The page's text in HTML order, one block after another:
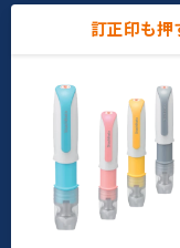
訂正印も押